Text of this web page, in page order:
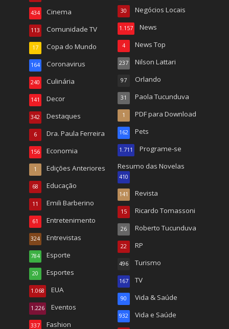
Cinema
434
Comunidade TV
113
Copa do Mundo
17
Coronavirus
164
Culinária
240
Decor
141
Destaques
342
Dra. Paula Ferreira
6
Economia
156
Edições Anteriores
1
Educação
68
Emili Barberino
11
Entretenimento
61
Entrevistas
324
Esporte
784
Esportes
20
EUA
1.068
Eventos
1.226
Fashion
337
Negócios Locais
30
News
1.157
News Top
4
Nilson Lattari
237
Orlando
97
Paola Tucunduva
31
PDF para Download
1
Pets
162
Programe-se
1.711
Resumo das Novelas
410
Revista
141
Ricardo Tomassoni
15
Roberto Tucunduva
26
RP
22
Turismo
496
TV
167
Vida & Saúde
90
Vida e Saúde
932